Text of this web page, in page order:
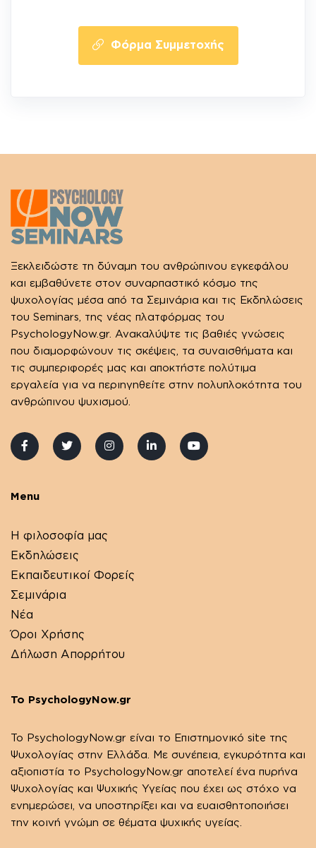
Φόρμα Συμμετοχής
Ξεκλειδώστε τη δύναμη του ανθρώπινου εγκεφάλου
και εμβαθύνετε στον συναρπαστικό κόσμο της
ψυχολογίας μέσα από τα Σεμινάρια και τις Εκδηλώσεις
του Seminars, της νέας πλατφόρμας του
PsychologyNow.gr. Ανακαλύψτε τις βαθιές γνώσεις
που διαμορφώνουν τις σκέψεις, τα συναισθήματα και
τις συμπεριφορές μας και αποκτήστε πολύτιμα
εργαλεία για να περιηγηθείτε στην πολυπλοκότητα του
ανθρώπινου ψυχισμού.
Menu
Η φιλοσοφία μας
Εκδηλώσεις
Εκπαιδευτικοί Φορείς
Σεμινάρια
Νέα
Όροι Χρήσης
Δήλωση Απορρήτου
Το PsychologyNow.gr
Το PsychologyΝow.gr είναι το Επιστημονικό site της
Ψυχολογίας στην Ελλάδα. Με συνέπεια, εγκυρότητα και
αξιοπιστία το PsychologyΝow.gr αποτελεί ένα πυρήνα
Ψυχολογίας και Ψυχικής Υγείας που έχει ως στόχο να
ενημερώσει, να υποστηρίξει και να ευαισθητοποιήσει
την κοινή γνώμη σε θέματα ψυχικής υγείας.